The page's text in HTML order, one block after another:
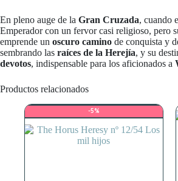
En pleno auge de la Gran Cruzada, cuando
Emperador con un fervor casi religioso, pero
emprende un oscuro camino de conquista y
sembrando las raíces de la Herejía, y su
devotos, indispensable para los aficionados a
Productos relacionados
-5%